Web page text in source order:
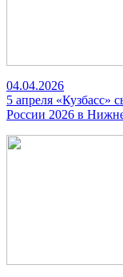
04.04.2026
5 апреля «Кузбасс»
России 2026 в